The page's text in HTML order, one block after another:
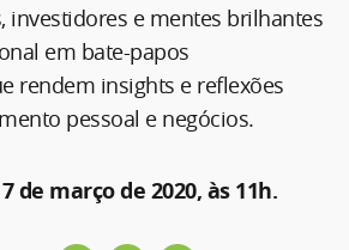
investidores e mentes brilhantes
em bate-papos
rendem insights e reflexões
pessoal e negócios.
de março de 2020, às 11h.